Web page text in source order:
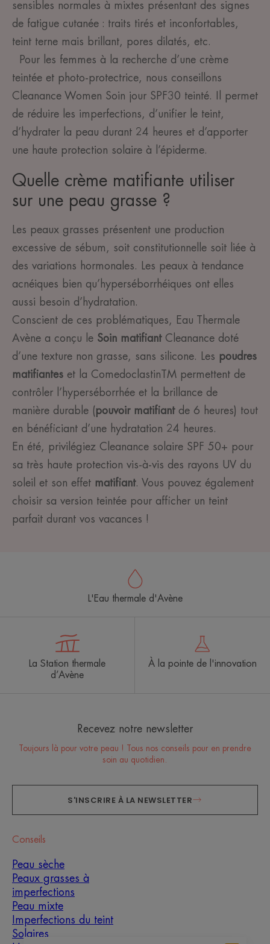
sensibles normales à mixtes présentant des signes
de fatigue cutanée : traits tirés et inconfortables,
teint terne mais brillant, pores dilatés, etc.
Pour les femmes à la recherche d’une crème
teintée et photo-protectrice, nous conseillons
Cleanance Women Soin jour SPF30 teinté. Il permet
de réduire les imperfections, d’unifier le teint,
d’hydrater la peau durant 24 heures et d’apporter
une haute protection solaire à l’épiderme.
Quelle crème matifiante utiliser
sur une peau grasse ?
Les peaux grasses présentent une production
excessive de sébum, soit constitutionnelle soit liée à
des variations hormonales. Les peaux à tendance
acnéiques bien qu’hyperséborrhéiques ont elles
aussi besoin d’hydratation.
Conscient de ces problématiques, Eau Thermale
Avène a conçu le Soin matifiantCleanance doté
d’une texture non grasse, sans silicone. Les poudres
matifiantes et la ComedoclastinTM permettent de
contrôler l’hyperséborrhée et la brillance de
manière durable (pouvoir matifiantde 6 heures) tout
en bénéficiant d’une hydratation 24 heures.
En été, privilégiez Cleanance solaire SPF 50+ pour
sa très haute protection vis-à-vis des rayons UV du
soleil et son effet matifiant. Vous pouvez également
choisir sa version teintée pour afficher un teint
parfait durant vos vacances !
L'Eau thermale d'Avène
La Station thermale
d’Avène
À la pointe de l'innovation
Recevez notre newsletter
Toujours là pour votre peau ! Tous nos conseils pour en prendre
soin au quotidien.
S'INSCRIRE À LA NEWSLETTER
Conseils
Peau sèche
Peaux grasses à
imperfections
Peau mixte
Imperfections du teint
Solaires